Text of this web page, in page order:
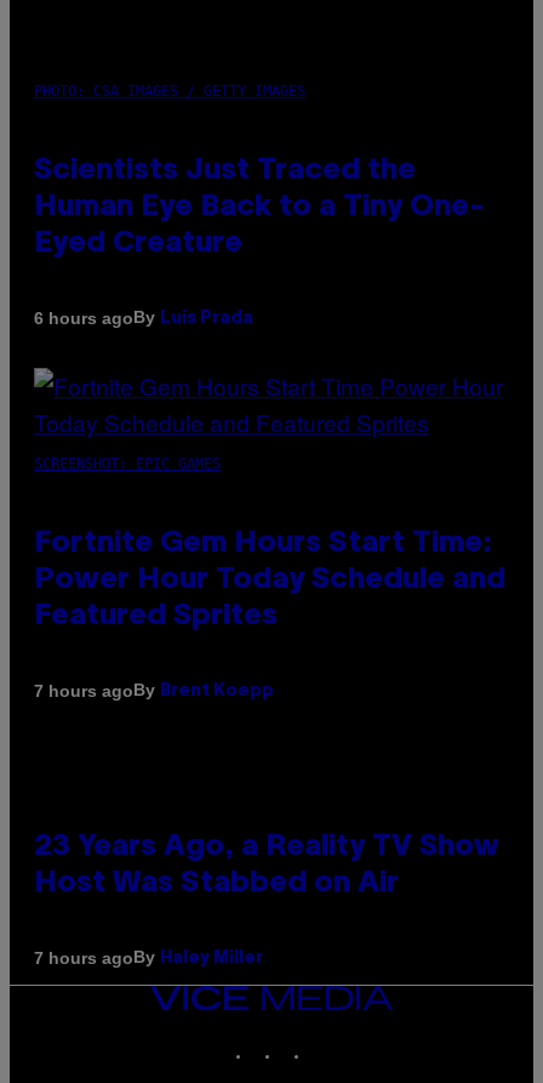
PHOTO: CSA IMAGES / GETTY IMAGES
Scientists Just Traced the
Human Eye Back to a Tiny One-
Eyed Creature
6 hours agoBy Luis Prada
SCREENSHOT: EPIC GAMES
Fortnite Gem Hours Start Time:
Power Hour Today Schedule and
Featured Sprites
7 hours agoBy Brent Koepp
23 Years Ago, a Reality TV Show
Host Was Stabbed on Air
7 hours agoBy Haley Miller
VICE